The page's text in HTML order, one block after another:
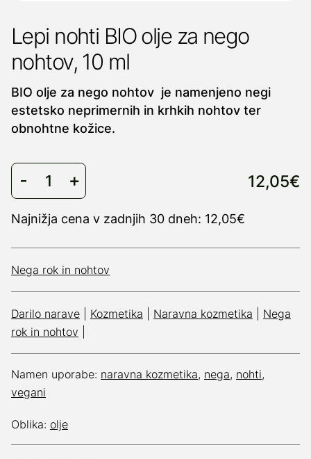
Lepi nohti BIO olje za nego
nohtov, 10 ml
BIO olje za nego nohtov je namenjeno negi
estetsko neprimernih in krhkih nohtov ter
obnohtne kožice.
12,05€
Najnižja cena v zadnjih 30 dneh: 12,05€
Nega rok in nohtov
Darilo narave Kozmetika Naravna kozmetika
Nega
rok in nohtov
Namen uporabe: naravna kozmetika, nega, nohti,
vegani
Oblika: olje